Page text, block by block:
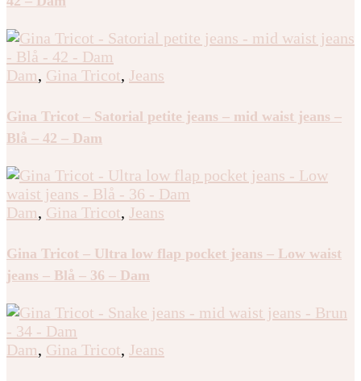
Dam, Gina Tricot, Jeans
Gina Tricot – Satorial petite jeans – mid waist jeans –
Blå – 42 – Dam
Dam, Gina Tricot, Jeans
Gina Tricot – Ultra low flap pocket jeans – Low waist
jeans – Blå – 36 – Dam
Dam, Gina Tricot, Jeans